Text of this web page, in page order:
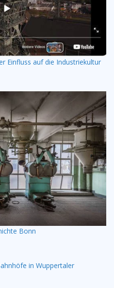
Einfluss auf die Industriekultur
Bonn
in Wuppertaler